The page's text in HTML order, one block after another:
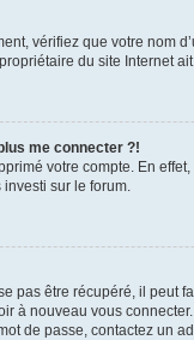
vérifiez que votre nom
du site Internet
me connecter ?!
votre compte. En
sur le forum.
pas être récupéré, il
à nouveau vous connecter.
de passe, contactez un